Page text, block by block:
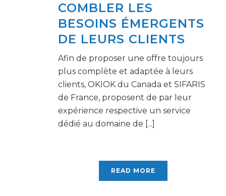
COMBLER LES
BESOINS ÉMERGENTS
DE LEURS CLIENTS
Afin de proposer une offre toujours
plus complète et adaptée à leurs
clients, OKIOK du Canada et SIFARIS
de France, proposent de par leur
expérience respective un service
dédié au domaine de [...]
READ MORE